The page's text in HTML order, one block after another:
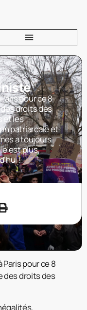
pour ce 8
droits des
et les
patriarcale et
a toujours
est plus
!
pour ce 8
des droits des